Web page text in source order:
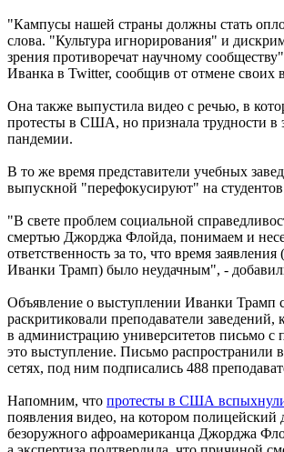
"Кампусы нашей страны должны стать
слова. "Культура игнорирования" и
зрения противоречат научному
Иванка в Twitter, сообщив от отмене своих
Она также выпустила видео с речью, в
протесты в США, но признала трудности в
пандемии.
В то же время представители учебных
выпускной "перефокусируют" на
"В свете проблем социальной
смертью Джорджа Флойда, понимаем и
ответственность за то, что время
Иванки Трамп) было неудачным", -
Объявление о выступлении Иванки Трамп
раскритиковали преподаватели заведений,
в администрацию университетов письмо с
это выступление. Письмо распространили
сетях, под ним подписались 488
Напомним, что протесты в США
появления видео, на котором
безоружного афроамериканца Джорджа